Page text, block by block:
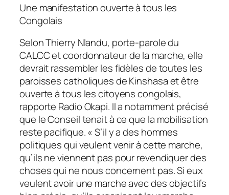
Une manifestation ouverte à tous les
Congolais
Selon Thierry Nlandu, porte-parole du
CALCC et coordonnateur de la marche, elle
devrait rassembler les fidèles de toutes les
paroisses catholiques de Kinshasa et être
ouverte à tous les citoyens congolais,
rapporte Radio Okapi. Il a notamment précisé
que le Conseil tenait à ce que la mobilisation
reste pacifique. « S’il y a des hommes
politiques qui veulent venir à cette marche,
qu’ils ne viennent pas pour revendiquer des
choses qui ne nous concernent pas. Si eux
veulent avoir une marche avec des objectifs